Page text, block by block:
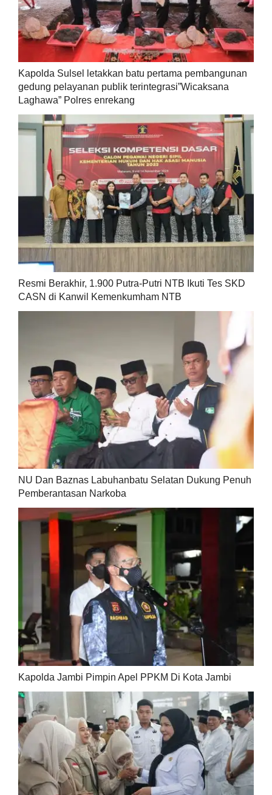
Kapolda Sulsel letakkan batu pertama pembangunan
gedung pelayanan publik terintegrasi”Wicaksana
Laghawa” Polres enrekang
Resmi Berakhir, 1.900 Putra-Putri NTB Ikuti Tes SKD
CASN di Kanwil Kemenkumham NTB
NU Dan Baznas Labuhanbatu Selatan Dukung Penuh
Pemberantasan Narkoba
Kapolda Jambi Pimpin Apel PPKM Di Kota Jambi